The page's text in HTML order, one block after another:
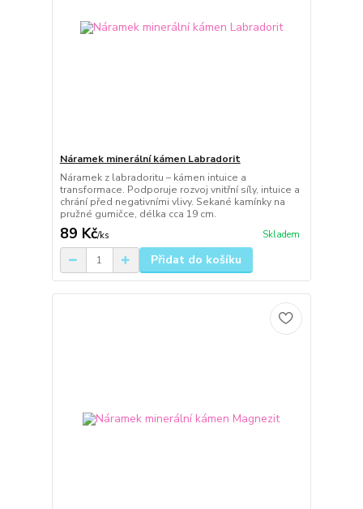
Náramek minerální kámen Labradorit
Náramek z labradoritu – kámen intuice a
transformace. Podporuje rozvoj vnitřní síly, intuice a
chrání před negativními vlivy. Sekané kamínky na
pružné gumičce, délka cca 19 cm.
89 Kč/ks Skladem
Přidat do košíku